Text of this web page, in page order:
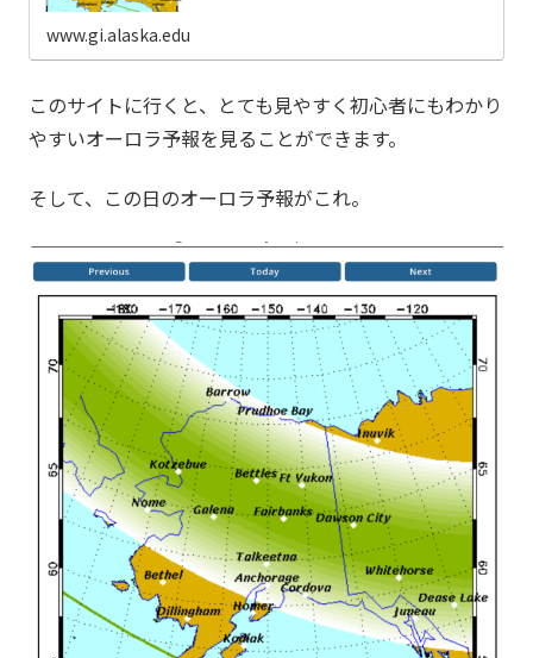
www.gi.alaska.edu
このサイトに行くと、とても見やすく初心者にもわかり
やすいオーロラ予報を見ることができます。
そして、この日のオーロラ予報がこれ。